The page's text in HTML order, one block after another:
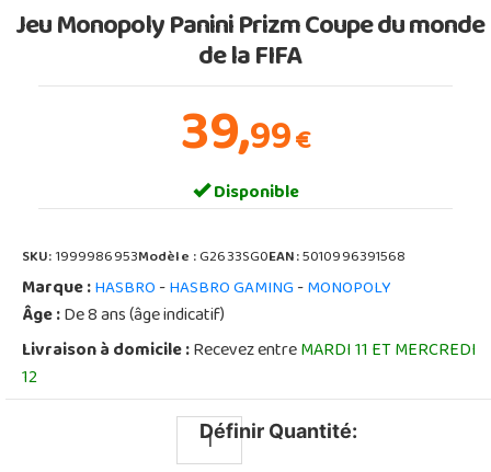
Jeu Monopoly Panini Prizm Coupe du monde
de la FIFA
39,99€
Disponible
SKU:1999986953Modèle :G2633SG0EAN:5010996391568
Marque :HASBRO-HASBRO GAMING-MONOPOLY
Âge :De 8 ans (âge indicatif)
Livraison à domicile :Recevez entreMARDI 11 ET MERCREDI
12
Définir Quantité: